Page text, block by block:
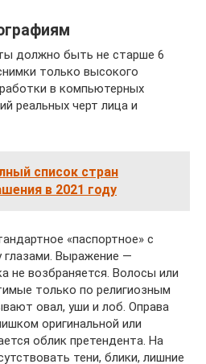
должно быть не старше 6
только высокого
в компьютерных
реальных черт лица и
список стран
в 2021 году
«паспортное» с
глазами. Выражение —
не возбраняется. Волосы или
только по религиозным
овал, уши и лоб. Оправа
оригинальной или
облик претендента. На
тени, блики, лишние